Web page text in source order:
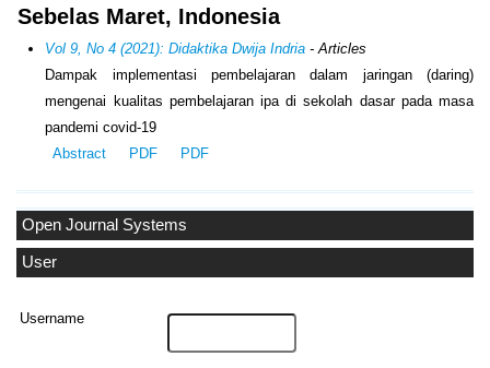
Open Journal Systems
User
Username
Sebelas Maret, Indonesia
Vol 9, No 4 (2021): Didaktika Dwija Indria - Articles
Dampak implementasi pembelajaran dalam jaringan (daring)
mengenai kualitas pembelajaran ipa di sekolah dasar pada masa
pandemi covid-19
Abstract
PDF PDF